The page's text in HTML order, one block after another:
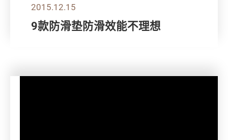
2015.12.15
9款防滑垫防滑效能不理想